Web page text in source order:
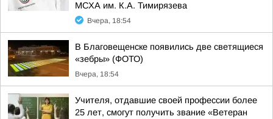
МСХА им. К.А. Тимирязева
Вчера, 18:54
В Благовещенске появились две светящиеся
«зебры» (ФОТО)
Вчера, 18:54
Учителя, отдавшие своей профессии более
25 лет, смогут получить звание «Ветеран